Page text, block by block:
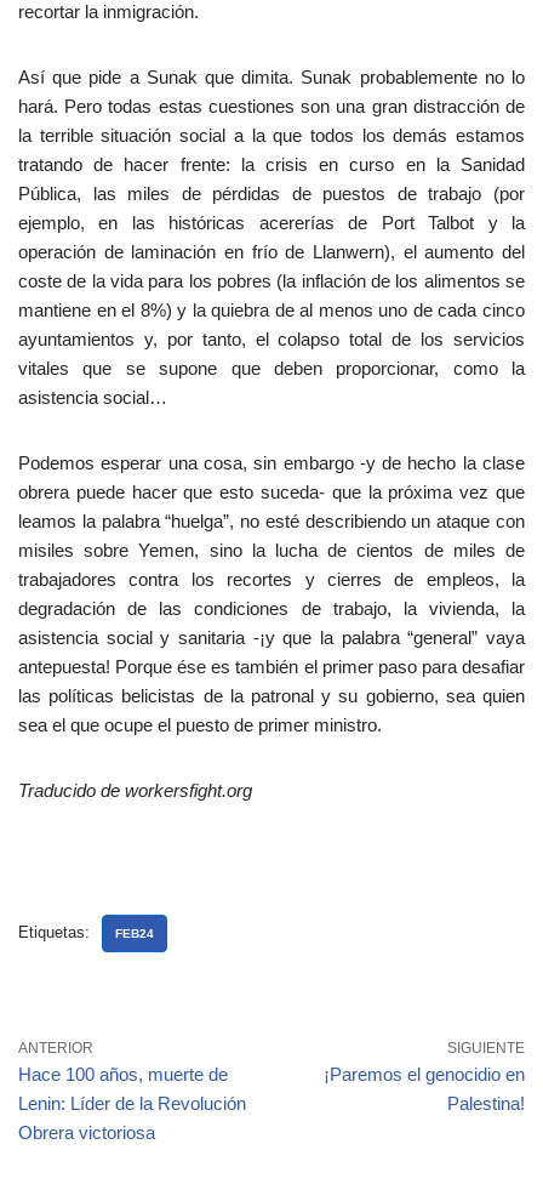
recortar la inmigración.
Así que pide a Sunak que dimita. Sunak probablemente no lo
hará. Pero todas estas cuestiones son una gran distracción de
la terrible situación social a la que todos los demás estamos
tratando de hacer frente: la crisis en curso en la Sanidad
Pública, las miles de pérdidas de puestos de trabajo (por
ejemplo, en las históricas acererías de Port Talbot y la
operación de laminación en frío de Llanwern), el aumento del
coste de la vida para los pobres (la inflación de los alimentos se
mantiene en el 8%) y la quiebra de al menos uno de cada cinco
ayuntamientos y, por tanto, el colapso total de los servicios
vitales que se supone que deben proporcionar, como la
asistencia social…
Podemos esperar una cosa, sin embargo -y de hecho la clase
obrera puede hacer que esto suceda- que la próxima vez que
leamos la palabra “huelga”, no esté describiendo un ataque con
misiles sobre Yemen, sino la lucha de cientos de miles de
trabajadores contra los recortes y cierres de empleos, la
degradación de las condiciones de trabajo, la vivienda, la
asistencia social y sanitaria -¡y que la palabra “general” vaya
antepuesta! Porque ése es también el primer paso para desafiar
las políticas belicistas de la patronal y su gobierno, sea quien
sea el que ocupe el puesto de primer ministro.
Traducido de workersfight.org
Etiquetas: FEB24
ANTERIOR
Hace 100 años, muerte de
Lenin: Líder de la Revolución
Obrera victoriosa
SIGUIENTE
¡Paremos el genocidio en
Palestina!